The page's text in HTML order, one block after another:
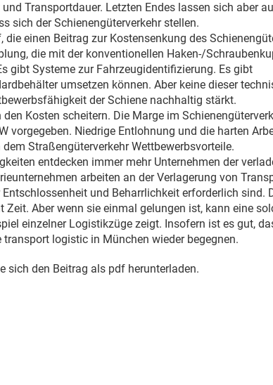
Transportdauer. Letzten Endes lassen sich aber
sich der Schienengüterverkehr stellen.
einen Beitrag zur Kostensenkung des
die mit der konventionellen Haken-/
gibt Systeme zur Fahrzeugidentifizierung. Es gibt
umsetzen können. Aber keine dieser
der Schiene nachhaltig stärkt.
Kosten scheitern. Die Marge im
vorgegeben. Niedrige Entlohnung und die harten
Straßengüterverkehr Wettbewerbsvorteile.
entdecken immer mehr Unternehmen der
arbeiten an der Verlagerung von
und Beharrlichkeit erforderlich sind.
Aber wenn sie einmal gelungen ist, kann eine
einzelner Logistikzüge zeigt. Insofern ist es gut,
logistic in München wieder begegnen.
sich den Beitrag als pdf herunterladen.